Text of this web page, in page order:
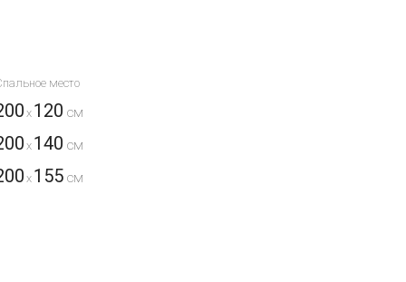
место
x 120
x 140
x 155